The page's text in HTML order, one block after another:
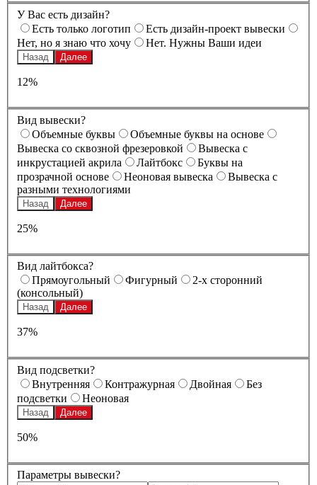
У Вас есть дизайн?
Есть только логотип
Есть дизайн-проект вывески
Нет, но я знаю что хочу
Нет. Нужны Ваши идеи
Назад Далее
12%
Вид вывески?
Oбъемные буквы
Oбъемные буквы на основе
Вывеска со сквозной фрезеровкой
Вывеска с
инкрустацией акрила
Лайтбокс
Буквы на
прозрачной основе
Неоновая вывеска
Вывеска с
разными технологиями
Назад Далее
25%
Вид лайтбокса?
Прямоугольный
Фигурный
2-х сторонний
(консольный)
Назад Далее
37%
Вид подсветки?
Внутренняя
Контражурная Двойная
Без
подсветки
Неоновая
Назад Далее
50%
Параметры вывески?